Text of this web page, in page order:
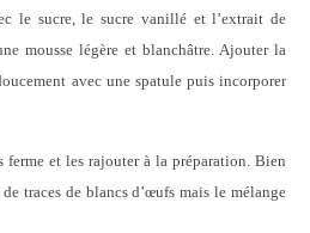
le sucre, le sucre vanillé et l’extrait de
mousse légère et blanchâtre. Ajouter la
avec une spatule puis incorporer
ferme et les rajouter à la préparation. Bien
traces de blancs d’œufs mais le mélange